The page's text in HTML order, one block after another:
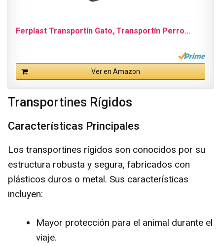
Ferplast Transportín Gato, Transportín Perro…
Ver en Amazon
Transportines Rígidos
Características Principales
Los transportines rígidos son conocidos por su
estructura robusta y segura, fabricados con
plásticos duros o metal. Sus características
incluyen:
Mayor protección para el animal durante el
viaje.